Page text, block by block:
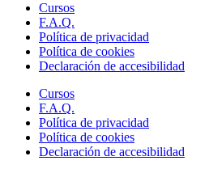
Cursos
F.A.Q.
Política de privacidad
Política de cookies
Declaración de accesibilidad
Cursos
F.A.Q.
Política de privacidad
Política de cookies
Declaración de accesibilidad